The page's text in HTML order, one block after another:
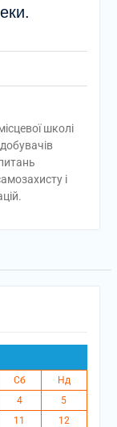
школі
і
Сб
Нд
4
5
11
12